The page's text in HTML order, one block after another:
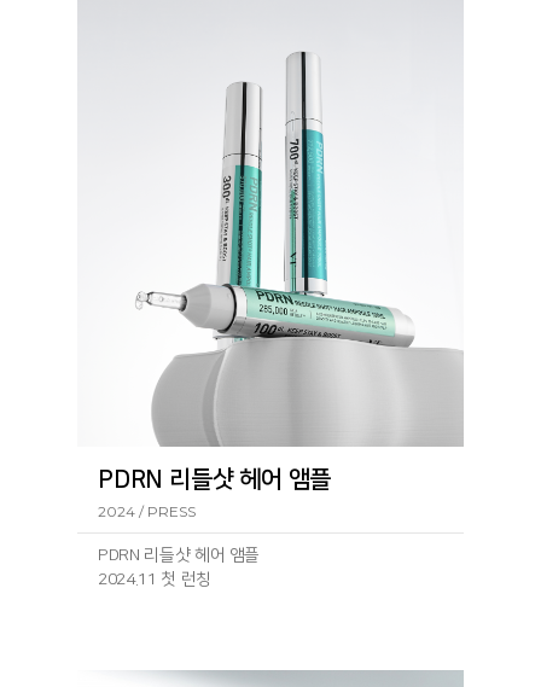
PDRN 리들샷 헤어 앰플
2024 / PRESS
PDRN 리들샷 헤어 앰플
2024.11 첫 런칭
no=292430